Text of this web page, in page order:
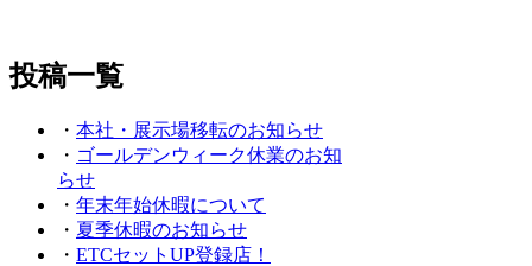
投稿一覧
・ 本社・展示場移転のお知らせ
・ ゴールデンウィーク休業のお知
らせ
・ 年末年始休暇について
・ 夏季休暇のお知らせ
・ ETCセットUP登録店！